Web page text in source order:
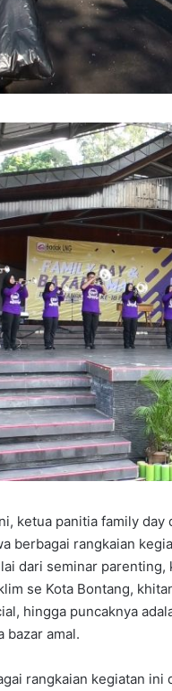
ketua panitia family day
berbagai rangkaian
dari seminar
se Kota Bontang,
hingga puncaknya
bazar amal.
rangkaian kegiatan ini